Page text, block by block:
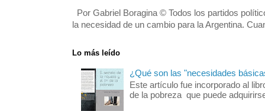
Por Gabriel Boragina © Todos los partidos
la necesidad de un cambio para la Argentina.
Lo más leído
¿Qué son las "necesidades
Este artículo fue incorporado al
de la pobreza que puede